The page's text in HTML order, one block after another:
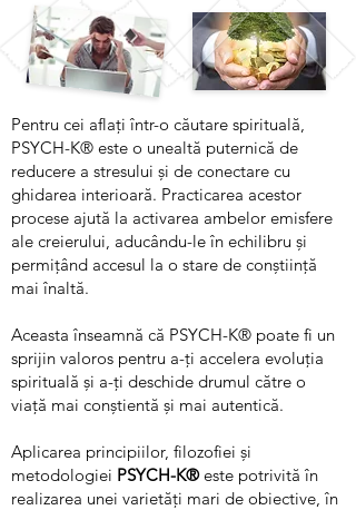
Pentru cei aflați într-o căutare spirituală,
PSYCH-K® este o unealtă puternică de
reducere a stresului și de conectare cu
ghidarea interioară. Practicarea acestor
procese ajută la activarea ambelor emisfere
ale creierului, aducându-le în echilibru și
permițând accesul la o stare de conștiință
mai înaltă.
Aceasta înseamnă că PSYCH-K® poate fi un
sprijin valoros pentru a-ți accelera evoluția
spirituală și a-ți deschide drumul către o
viață mai conștientă și mai autentică.
Aplicarea principiilor, filozofiei și
metodologiei PSYCH-K®este potrivită în
realizarea unei varietăți mari de obiective, în